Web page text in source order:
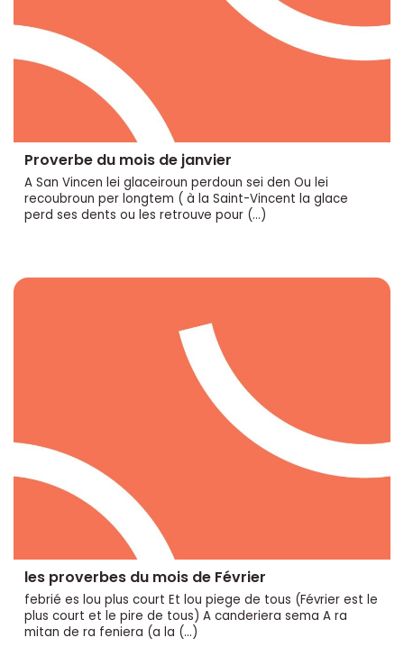
Proverbe du mois de janvier
A San Vincen lei glaceiroun perdoun sei den Ou lei
recoubroun per longtem ( à la Saint-Vincent la glace
perd ses dents ou les retrouve pour (…)
les proverbes du mois de Février
febrié es lou plus court Et lou piege de tous (Février est le
plus court et le pire de tous) A canderiera sema A ra
mitan de ra feniera (a la (…)